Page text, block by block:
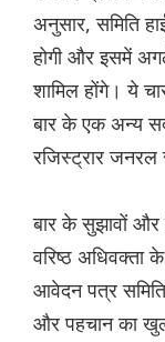
अनुसार, समिति
होगी और इसमें
शामिल होंगे। ये
बार के एक अन्य
रजिस्ट्रार
बार के सुझावों और
वरिष्ठ अधिवक्ता
आवेदन पत्र समिति
और पहचान का